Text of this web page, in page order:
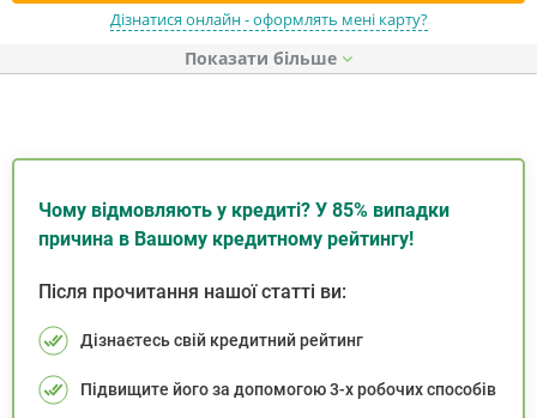
Дізнатися онлайн - оформлять мені карту?
Показати
Чому відмовляють у кредиті? У 85% випадки
причина в Вашому кредитному рейтингу!
Після прочитання нашої статті ви:
Дізнаєтесь свій кредитний рейтинг
Підвищите його за допомогою 3-х робочих способів